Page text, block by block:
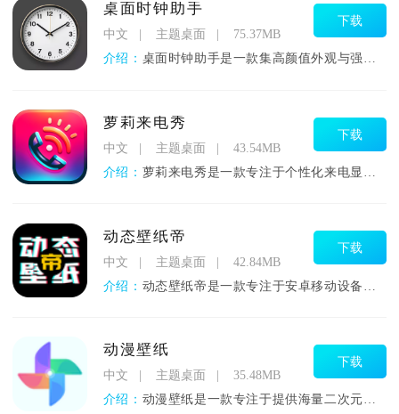
桌面时钟助手
中文 主题桌面
75.37MB
介绍： 桌面时钟助手是一款集高颜值外观与强大实用性于一体的悬浮式桌面
下载
萝莉来电秀
中文 主题桌面
43.54MB
介绍： 萝莉来电秀是一款专注于个性化来电显示的安卓应用软件，为用户提
下载
动态壁纸帝
中文 主题桌面
42.84MB
介绍： 动态壁纸帝是一款专注于安卓移动设备的桌面美化工具，提供丰富多
下载
动漫壁纸
中文 主题桌面
35.48MB
介绍： 动漫壁纸是一款专注于提供海量二次元视觉资源的移动端美化工具。
下载